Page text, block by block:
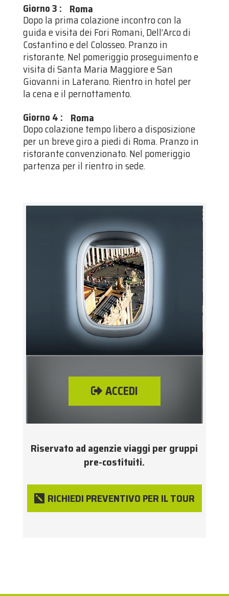
Giorno 3 : Roma
Dopo la prima colazione incontro con la
guida e visita dei Fori Romani, Dell’Arco di
Costantino e del Colosseo. Pranzo in
ristorante. Nel pomeriggio proseguimento e
visita di Santa Maria Maggiore e San
Giovanni in Laterano. Rientro in hotel per
la cena e il pernottamento.
Giorno 4 : Roma
Dopo colazione tempo libero a disposizione
per un breve giro a piedi di Roma. Pranzo in
ristorante convenzionato. Nel pomeriggio
partenza per il rientro in sede.
ACCEDI
Riservato ad agenzie viaggi per gruppi
pre-costituiti.
RICHIEDI PREVENTIVO PER IL TOUR